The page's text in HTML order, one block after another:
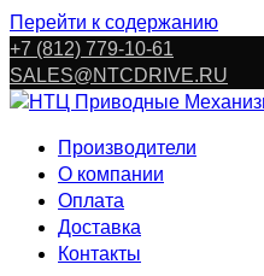
Перейти к содержанию
+7 (812) 779-10-61
SALES@NTCDRIVE.RU
Производители
О компании
Оплата
Доставка
Контакты